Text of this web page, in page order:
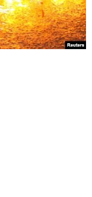
جایزه نوبل صلح
آمریکا «سی‌پک»